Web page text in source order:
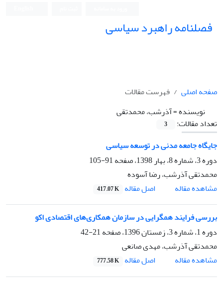
فصلنامه راهبرد سیاسی
صفحه اصلی
فهرست مقالات
نویسنده =آذرشب، محمدتقی
تعداد مقالات:
3
جایگاه جامعه مدنی در توسعه سیاسی
دوره 3، شماره 8، بهار 1398، صفحه
91-105
محمدتقی آذرشب، رضا آسوده
مشاهده مقاله
اصل مقاله 417.07 K
بررسی فرایند همگرایی در سازمان همکاری‌های اقتصادی اکو
دوره 1، شماره 3، زمستان 1396، صفحه
21-42
محمدتقی آذرشب، مهدی صانعی
مشاهده مقاله
اصل مقاله 777.58 K